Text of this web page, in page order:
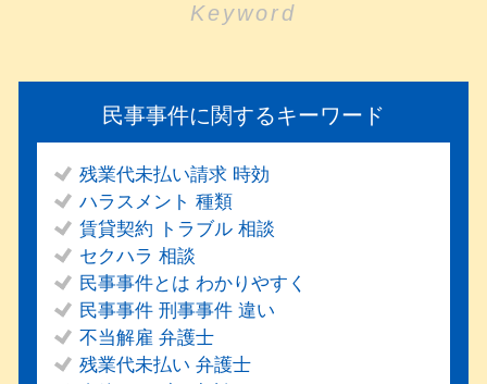
Keyword
民事事件に関するキーワード
残業代未払い請求 時効
ハラスメント 種類
賃貸契約 トラブル 相談
セクハラ 相談
民事事件とは わかりやすく
民事事件 刑事事件 違い
不当解雇 弁護士
残業代未払い 弁護士